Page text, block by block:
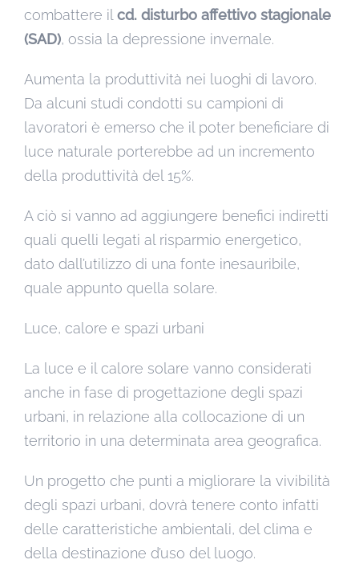
combattere il cd. disturbo affettivo stagionale
(SAD), ossia la depressione invernale.
Aumenta la produttività nei luoghi di lavoro.
Da alcuni studi condotti su campioni di
lavoratori è emerso che il poter beneficiare di
luce naturale porterebbe ad un incremento
della produttività del 15%.
A ciò si vanno ad aggiungere benefici indiretti
quali quelli legati al risparmio energetico,
dato dall’utilizzo di una fonte inesauribile,
quale appunto quella solare.
Luce, calore e spazi urbani
La luce e il calore solare vanno considerati
anche in fase di progettazione degli spazi
urbani, in relazione alla collocazione di un
territorio in una determinata area geografica.
Un progetto che punti a migliorare la vivibilità
degli spazi urbani, dovrà tenere conto infatti
delle caratteristiche ambientali, del clima e
della destinazione d’uso del luogo.